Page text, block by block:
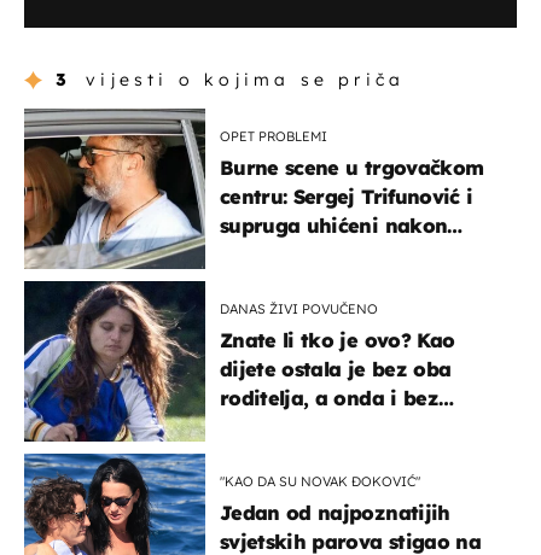
3 vijesti o kojima se priča
OPET PROBLEMI
Burne scene u trgovačkom
centru: Sergej Trifunović i
supruga uhićeni nakon
DANAS ŽIVI POVUČENO
Znate li tko je ovo? Kao
dijete ostala je bez oba
roditelja, a onda i bez
"KAO DA SU NOVAK ĐOKOVIĆ"
Jedan od najpoznatijih
svjetskih parova stigao na